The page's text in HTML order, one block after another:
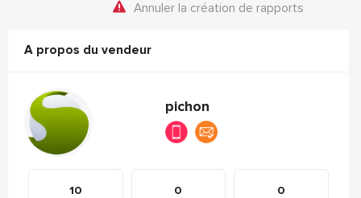
Annuler la création de rapports
A propos du vendeur
pichon
10 0 0